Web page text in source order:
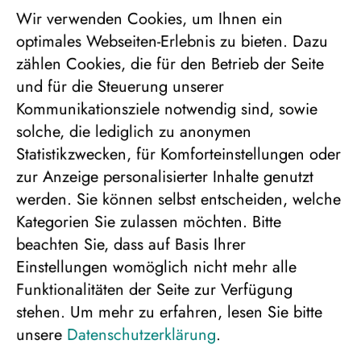
Skitour Kalevala in der Region
Kainuu
Winterliche Geführte Ski-Wandertour
Geführte Ski-Langlauf-Tour
Übernachtung in kleinen, familiären
Wir verwenden Cookies, um Ihnen ein
optimales Webseiten-Erlebnis zu bieten. Dazu
zählen Cookies, die für den Betrieb der Seite
und für die Steuerung unserer
Kommunikationsziele notwendig sind, sowie
solche, die lediglich zu anonymen
Statistikzwecken, für Komforteinstellungen oder
zur Anzeige personalisierter Inhalte genutzt
werden. Sie können selbst entscheiden, welche
Kategorien Sie zulassen möchten. Bitte
beachten Sie, dass auf Basis Ihrer
Einstellungen womöglich nicht mehr alle
Funktionalitäten der Seite zur Verfügung
stehen. Um mehr zu erfahren, lesen Sie bitte
unsere Datenschutzerklärung.